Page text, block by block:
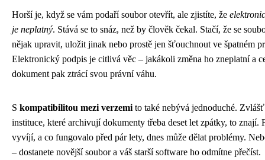
Horší je, když se vám podaří soubor otevřít, ale zjistíte, že
je neplatný. Stává se to snáz, než by člověk čekal. Stačí, že se
nějak upravit, uložit jinak nebo prostě jen šťouchnout ve špatném
Elektronický podpis je citlivá věc – jakákoli změna ho zneplatní a
dokument pak ztrácí svou právní váhu.
S kompatibilitou mezi verzemi to také nebývá jednoduché.
instituce, které archivují dokumenty třeba deset let zpátky, to znají.
vyvíjí, a co fungovalo před pár lety, dnes může dělat problémy.
– dostanete novější soubor a váš starší software ho odmítne přečíst.